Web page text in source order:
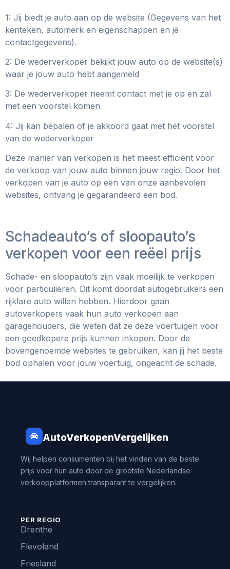
1: Jij biedt je auto aan op de website (Gegevens van het
kenteken, automerk en eigenschappen en je
contactgegevens).
2: De wederverkoper bekijkt jouw auto op de website(s)
waar je jouw auto hebt aangemeld
3: De wederverkoper neemt contact met je op en zal
met een voorstel komen
4: Jij kan bepalen of je akkoord gaat met het voorstel
van de wederverkoper
Deze manier van verkopen is het meest efficiënt voor
de verkoop van jouw auto binnen jouw regio. Door het
verkopen van je auto op een van onze aanbevolen
websites, ontvang je gegarandeerd een bod.
Schadeauto’s of sloopauto’s
verkopen voor een reëel prijs
Schade- en sloopauto’s zijn vaak moeilijk te verkopen
voor particulieren. Dit komt doordat autogebruikers een
rijklare auto willen hebben. Hierdoor gaan
autoverkopers vaak hun auto verkopen aan
garagehouders, die weten dat ze deze voertuigen voor
een goedkopere prijs kunnen inkopen. Door de
bovengenoemde websites te gebruiken, kan jij het beste
bod ophalen voor jouw voertuig, ongeacht de schade.
AutoVerkopenVergelijken
Wij helpen consumenten bij het vinden van de beste
prijs voor hun auto door de grootste Nederlandse
verkoopplatformen transparant te vergelijken.
PER REGIO
Drenthe
Flevoland
Friesland